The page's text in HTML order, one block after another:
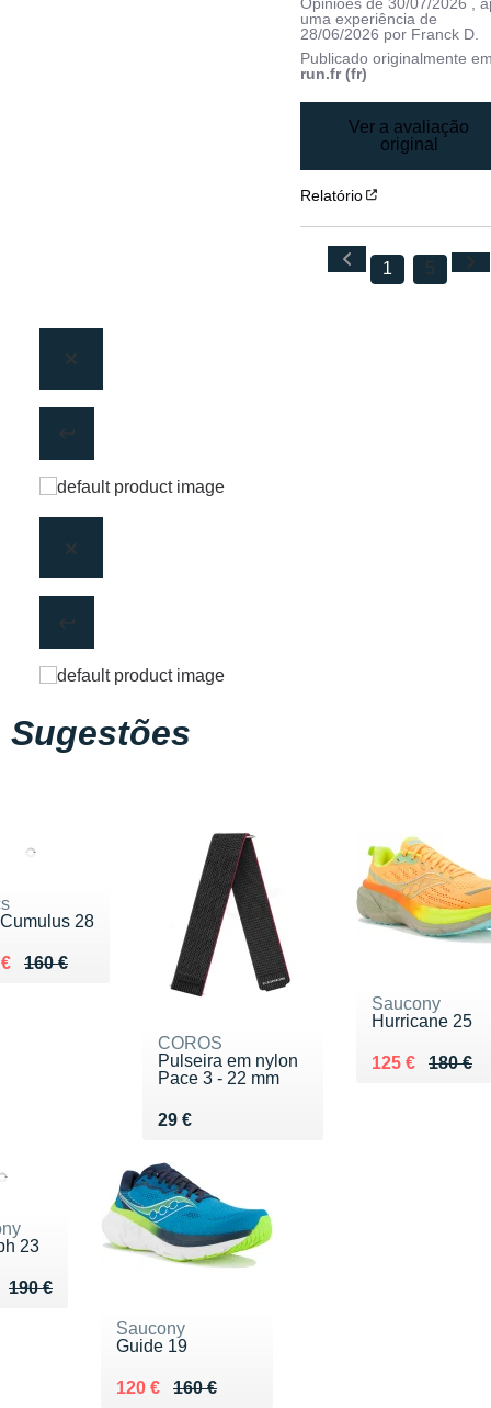
Opiniões de30/07/2026 ,
uma experiência de
28/06/2026 por Franck D.
Publicado originalmente
run.fr (fr)
Ver a avaliação
original
Relatório
1 5
Sugestões
28
160 €
de 160 €
103 €
COROS
Pulseira em nylon
Pace 3 - 22 mm
29 €
Vendu 29 €
Saucony
Hurricane 25
180 €
Au lieu de 180
125 €
Vendu 125 €
23
190 €
de 190 €
114 €
Saucony
Guide 19
160 €
Au lieu de 160 €
120 €
Vendu 120 €